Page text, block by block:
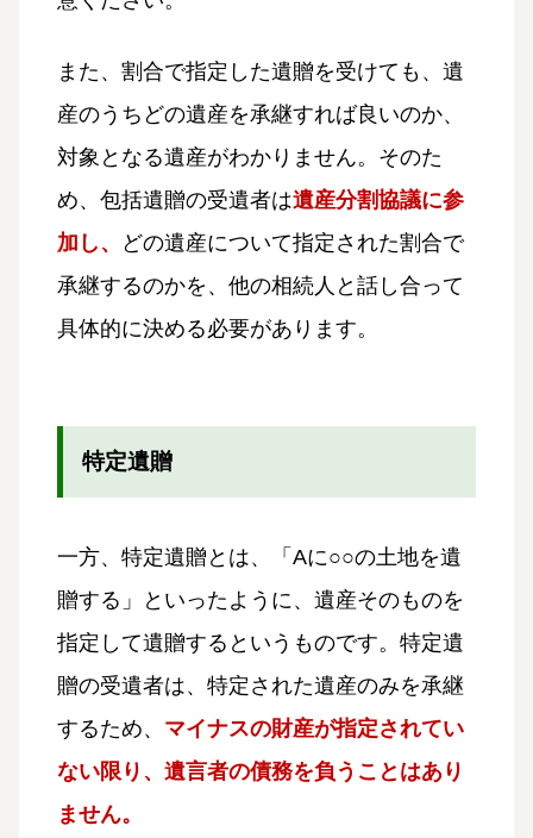
また、割合で指定した遺贈を受けても、遺
産のうちどの遺産を承継すれば良いのか、
対象となる遺産がわかりません。そのた
め、包括遺贈の受遺者は遺産分割協議に参
加し、 どの遺産について指定された割合で
承継するのかを、他の相続人と話し合って
具体的に決める必要があります。
特定遺贈
一方、特定遺贈とは、「Aに○○の土地を遺
贈する」といったように、遺産そのものを
指定して遺贈するというものです。特定遺
贈の受遺者は、特定された遺産のみを承継
するため、 マイナスの財産が指定されてい
ない限り、遺言者の債務を負うことはあり
ません。